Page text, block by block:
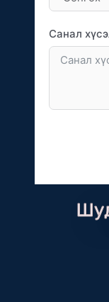
Санал